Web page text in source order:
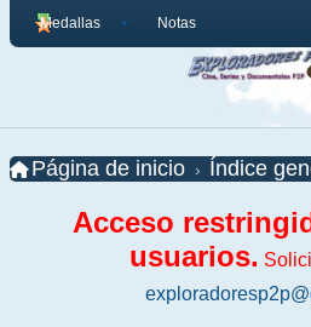
Medallas Notas
Página de inicio Índice
Acceso
usuarios.